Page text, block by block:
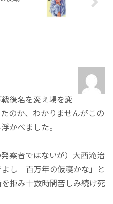
後名を変え場を変
のか、わかりませんがこの
かべました。
案者ではないが）大西滝治
し 百万年の仮寝かな」と
拒み十数時間苦しみ続け死